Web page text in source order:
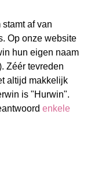
af van
Op onze website
hun eigen naam
Zéér tevreden
altijd makkelijk
is "Hurwin".
enkele